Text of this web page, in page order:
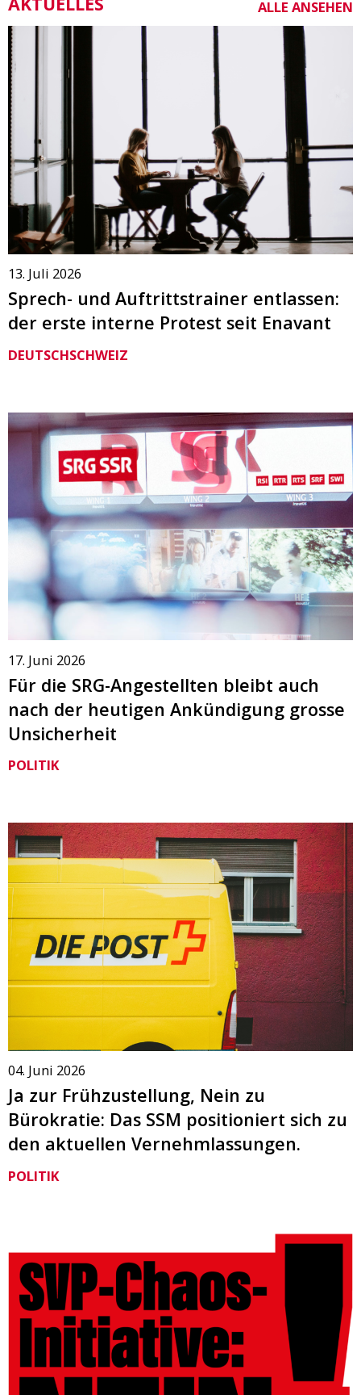
ALLE ANSEHEN
13. Juli 2026
Sprech- und Auftrittstrainer entlassen:
der erste interne Protest seit Enavant
DEUTSCHSCHWEIZ
17. Juni 2026
Für die SRG-Angestellten bleibt auch
nach der heutigen Ankündigung grosse
Unsicherheit
POLITIK
04. Juni 2026
Ja zur Frühzustellung, Nein zu
Bürokratie: Das SSM positioniert sich zu
den aktuellen Vernehmlassungen.
POLITIK